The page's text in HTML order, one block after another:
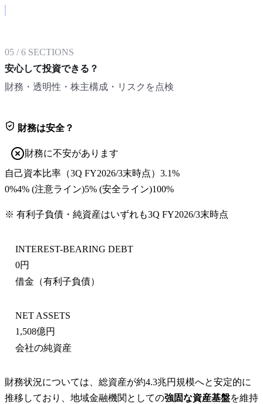
05 /6 SECTIONS
安心して投資できる？
財務・透明性・株主構成・リスクを点検
財務は安全？
財務に不安があります
自己資本比率 （3Q FY2026/3末時点） 3.1%
0%4% (注意ライン)5% (安全ライン)100%
※ 有利子負債・純資産はいずれも3Q FY2026/3末時点
INTEREST-BEARING DEBT
0円
借金（有利子負債）
NET ASSETS
1,508億円
会社の純資産
財務状況については、総資産が約4.3兆円規模へと安定的に
推移しており、地域金融機関としての強固な資産基盤を維持